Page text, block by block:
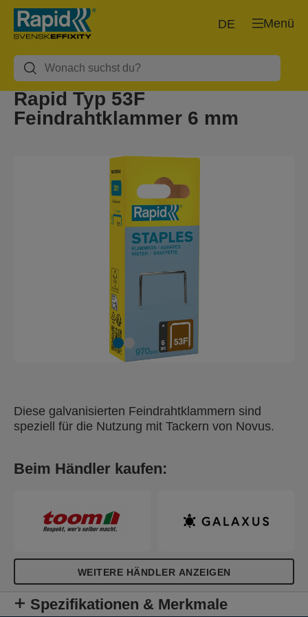
Menü
DE
Rapid Typ 53F
Feindrahtklammer 6 mm
Diese galvanisierten Feindrahtklammern sind
speziell für die Nutzung mit Tackern von Novus.
Beim Händler kaufen:
WEITERE HÄNDLER ANZEIGEN
Spezifikationen & Merkmale